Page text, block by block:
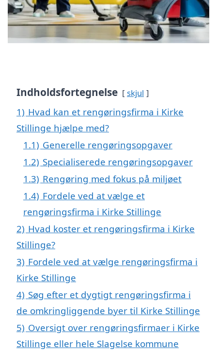
Indholdsfortegnelse skjul
1) Hvad kan et rengøringsfirma i Kirke
Stillinge hjælpe med?
1.1) Generelle rengøringsopgaver
1.2) Specialiserede rengøringsopgaver
1.3) Rengøring med fokus på miljøet
1.4) Fordele ved at vælge et
rengøringsfirma i Kirke Stillinge
2) Hvad koster et rengøringsfirma i Kirke
Stillinge?
3) Fordele ved at vælge rengøringsfirma i
Kirke Stillinge
4) Søg efter et dygtigt rengøringsfirma i
de omkringliggende byer til Kirke Stillinge
5) Oversigt over rengøringsfirmaer i Kirke
Stillinge eller hele Slagelse kommune